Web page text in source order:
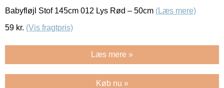
Babyfløjl Stof 145cm 012 Lys Rød – 50cm (Læs mere)
59 kr. (Vis fragtpris)
Læs mere »
Køb nu »